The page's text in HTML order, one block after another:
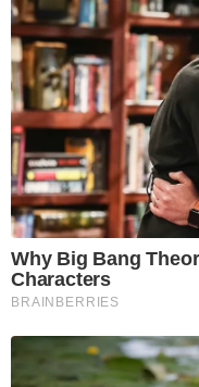
Why Big Bang
Characters
BRAINBERRIES